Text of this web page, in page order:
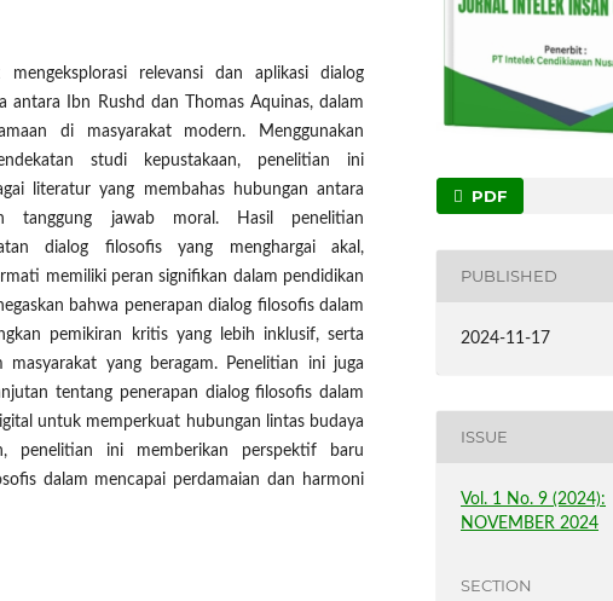
relevansi dan aplikasi dialog
antara Ibn Rushd dan Thomas Aquinas, dalam
di masyarakat modern. Menggunakan
studi kepustakaan, penelitian ini
literatur yang membahas hubungan antara
tanggung jawab moral. Hasil penelitian
dialog filosofis yang menghargai akal,
memiliki peran signifikan dalam pendidikan
bahwa penerapan dialog filosofis dalam
pemikiran kritis yang lebih inklusif, serta
masyarakat yang beragam. Penelitian ini juga
tentang penerapan dialog filosofis dalam
untuk memperkuat hubungan lintas budaya
penelitian ini memberikan perspektif baru
dalam mencapai perdamaian dan harmoni
PDF
PUBLISHED
2024-11-17
ISSUE
Vol. 1 No. 9 (2024):
NOVEMBER 2024
SECTION